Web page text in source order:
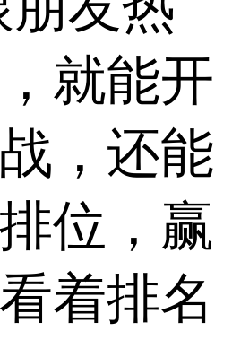
就能开
，还能
位，赢
着排名